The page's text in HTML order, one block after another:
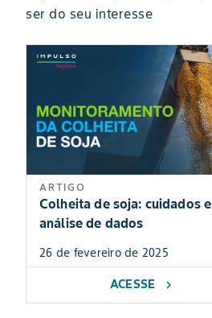
ser do seu interesse
ARTIGO
Colheita de soja: cuidados e
análise de dados
26 de fevereiro de 2025
ACESSE chevron_right